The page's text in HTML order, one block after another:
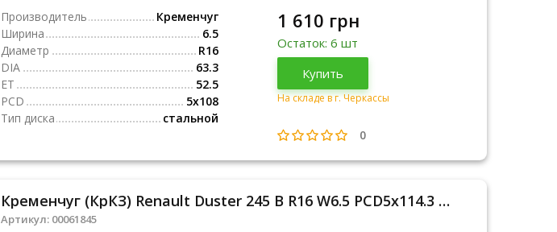
Производитель
Кременчуг
Ширина
6.5
Диаметр
R16
DIA
63.3
ET
52.5
PCD
5x108
Тип диска
стальной
1 610 грн
Остаток: 6 шт
Купить
На складе в г. Черкассы
0
Кременчуг (КрКЗ) Renault Duster 245 B R16 W6.5 PCD5x114.3 ET50 DIA66.1
Артикул: 00061845